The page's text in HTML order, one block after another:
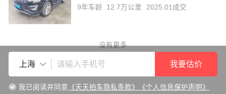
长安跨越
车驰汽车
创维汽车
9年车龄 12.7万公里 2025.01成交
没有更多
上海
我已阅读并同意 《天天拍车隐私条款》 《个人信息保护声明》
我要估价